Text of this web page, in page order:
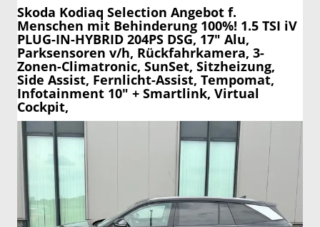
Skoda Kodiaq Selection Angebot f.
Menschen mit Behinderung 100%! 1.5 TSI iV
PLUG-IN-HYBRID 204PS DSG, 17" Alu,
Parksensoren v/h, Rückfahrkamera, 3-
Zonen-Climatronic, SunSet, Sitzheizung,
Side Assist, Fernlicht-Assist, Tempomat,
Infotainment 10" + Smartlink, Virtual
Cockpit,